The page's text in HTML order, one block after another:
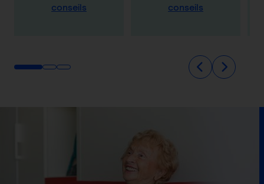
conseils
conseils